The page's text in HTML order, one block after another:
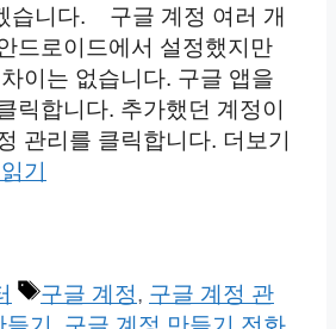
습니다. 구글 계정 여러 개
드로이드에서 설정했지만
이는 없습니다. 구글 앱을
릭합니다. 추가했던 계정이
관리를 클릭합니다. 더보기
기
태
구글 계정, 구글 계정 관